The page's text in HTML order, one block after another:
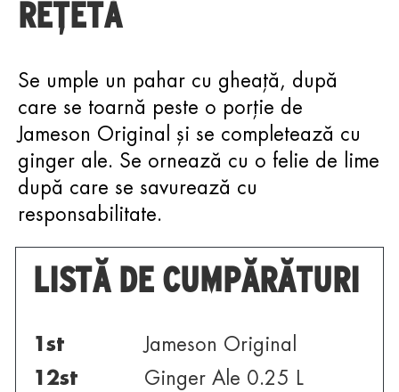
REȚETĂ
Se umple un pahar cu gheață, după
care se toarnă peste o porție de
Jameson Original și se completează cu
ginger ale. Se ornează cu o felie de lime
după care se savurează cu
responsabilitate.
LISTĂ DE CUMPĂRĂTURI
1 st
Jameson Original
12st
Ginger Ale 0.25 L